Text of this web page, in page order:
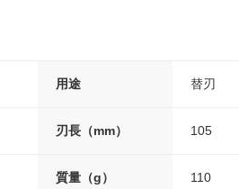
用途 替刃
刃長（mm） 105
質量（g） 110